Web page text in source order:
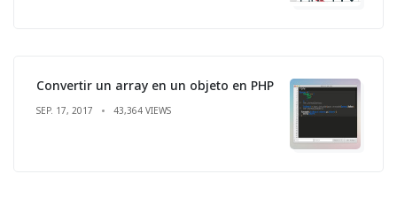
Convertir un array en un objeto en PHP
SEP. 17, 2017 43,364 VIEWS